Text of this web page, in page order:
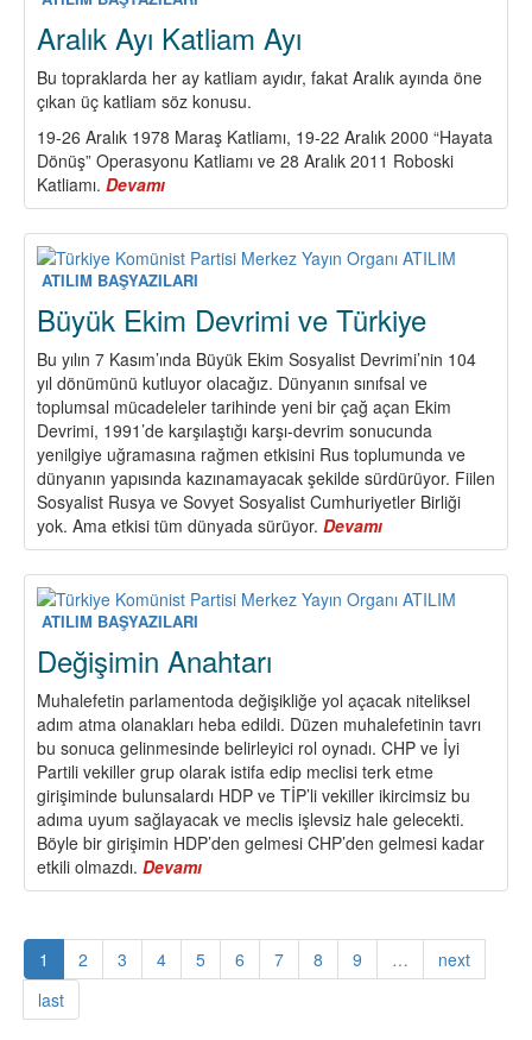
Aralık Ayı Katliam Ayı
Bu topraklarda her ay katliam ayıdır, fakat Aralık ayında öne
çıkan üç katliam söz konusu.
19-26 Aralık 1978 Maraş Katliamı, 19-22 Aralık 2000 “Hayata
Dönüş” Operasyonu Katliamı ve 28 Aralık 2011 Roboski
Katliamı. Devamı
Aralık
Ayı
Katliam
Ayı
ATILIM BAŞYAZILARI
Büyük Ekim Devrimi ve Türkiye
Bu yılın 7 Kasım’ında Büyük Ekim Sosyalist Devrimi’nin 104
yıl dönümünü kutluyor olacağız. Dünyanın sınıfsal ve
toplumsal mücadeleler tarihinde yeni bir çağ açan Ekim
Devrimi, 1991’de karşılaştığı karşı-devrim sonucunda
yenilgiye uğramasına rağmen etkisini Rus toplumunda ve
dünyanın yapısında kazınamayacak şekilde sürdürüyor. Fiilen
Sosyalist Rusya ve Sovyet Sosyalist Cumhuriyetler Birliği
yok. Ama etkisi tüm dünyada sürüyor. Devamı
Büyük
Ekim
Devrimi
ATILIM BAŞYAZILARI
Değişimin Anahtarı
Muhalefetin parlamentoda değişikliğe yol açacak niteliksel
adım atma olanakları heba edildi. Düzen muhalefetinin tavrı
bu sonuca gelinmesinde belirleyici rol oynadı. CHP ve İyi
Partili vekiller grup olarak istifa edip meclisi terk etme
girişiminde bulunsalardı HDP ve TİP’li vekiller ikircimsiz bu
adıma uyum sağlayacak ve meclis işlevsiz hale gelecekti.
Böyle bir girişimin HDP’den gelmesi CHP’den gelmesi kadar
etkili olmazdı. Devamı
Değişimin
1
2 3 4 5 6 7 8 9 …
next
last